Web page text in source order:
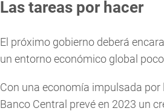
Las tareas por hacer
El próximo gobierno deberá
un entorno económico global
Con una economía impulsada
Banco Central prevé en 2023 un